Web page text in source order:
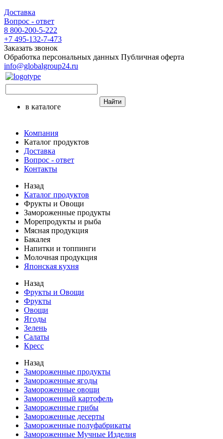
Доставка
Вопрос - ответ
8 800-200-5-222
+7 495-132-7-473
Заказать звонок
Обработка персональных данных Публичная оферта
info@globalgroup24.ru
в каталоге
Найти
Компания
Каталог продуктов
Доставка
Вопрос - ответ
Контакты
Назад
Каталог продуктов
Фрукты и Овощи
Замороженные продукты
Морепродукты и рыба
Мясная продукция
Бакалея
Напитки и топпинги
Молочная продукция
Японская кухня
Назад
Фрукты и Овощи
Фрукты
Овощи
Ягоды
Зелень
Салаты
Кресс
Назад
Замороженные продукты
Замороженные ягоды
Замороженные овощи
Замороженный картофель
Замороженные грибы
Замороженные десерты
Замороженные полуфабрикаты
Замороженные Мучные Изделия